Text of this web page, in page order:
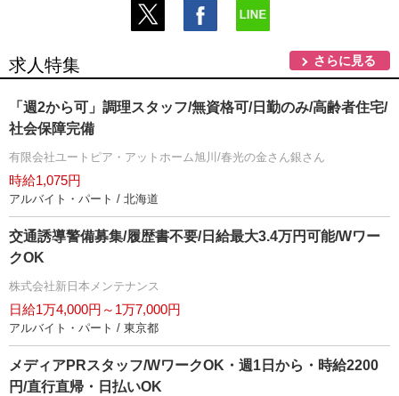
求人特集 さらに見る
「週2から可」調理スタッフ/無資格可/日勤のみ/高齢者住宅/
社会保障完備
有限会社ユートピア・アットホーム旭川/春光の金さん銀さん
時給1,075円
アルバイト・パート / 北海道
交通誘導警備募集/履歴書不要/日給最大3.4万円可能/Wワー
クOK
株式会社新日本メンテナンス
日給1万4,000円～1万7,000円
アルバイト・パート / 東京都
メディアPRスタッフ/WワークOK・週1日から・時給2200
円/直行直帰・日払いOK